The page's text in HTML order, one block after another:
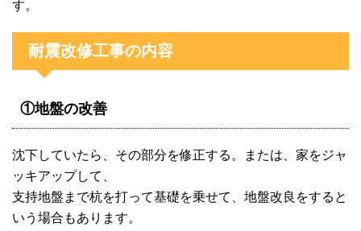
す。
耐震改修工事の内容
①地盤の改善
沈下していたら、その部分を修正する。または、家をジャ
ッキアップして、
支持地盤まで杭を打って基礎を乗せて、地盤改良をすると
いう場合もあります。